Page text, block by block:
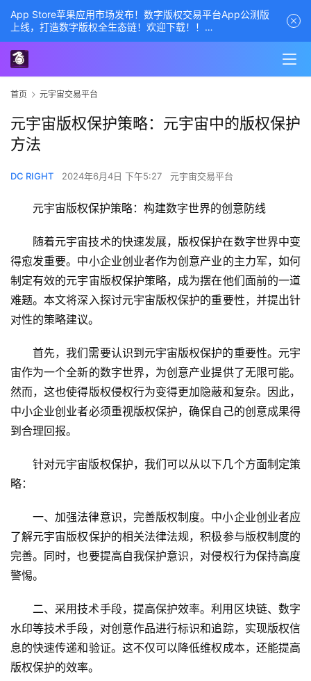
首页 元宇宙交易平台
元宇宙版权保护策略：元宇宙中的版权保护
方法
DC RIGHT 2024年6月4日 下午5:27 元宇宙交易平台
元宇宙版权保护策略：构建数字世界的创意防线
随着元宇宙技术的快速发展，版权保护在数字世界中变
得愈发重要。中小企业创业者作为创意产业的主力军，如何
制定有效的元宇宙版权保护策略，成为摆在他们面前的一道
难题。本文将深入探讨元宇宙版权保护的重要性，并提出针
对性的策略建议。
首先，我们需要认识到元宇宙版权保护的重要性。元宇
宙作为一个全新的数字世界，为创意产业提供了无限可能。
然而，这也使得版权侵权行为变得更加隐蔽和复杂。因此，
中小企业创业者必须重视版权保护，确保自己的创意成果得
到合理回报。
针对元宇宙版权保护，我们可以从以下几个方面制定策
略：
一、加强法律意识，完善版权制度。中小企业创业者应
了解元宇宙版权保护的相关法律法规，积极参与版权制度的
完善。同时，也要提高自我保护意识，对侵权行为保持高度
警惕。
二、采用技术手段，提高保护效率。利用区块链、数字
水印等技术手段，对创意作品进行标识和追踪，实现版权信
息的快速传递和验证。这不仅可以降低维权成本，还能提高
版权保护的效率。
App Store苹果应用市场发布！数字版权交易平台App公测版
上线，打造数字版权全生态链！欢迎下载！！
商务经理联系方式——数字版权交易平台